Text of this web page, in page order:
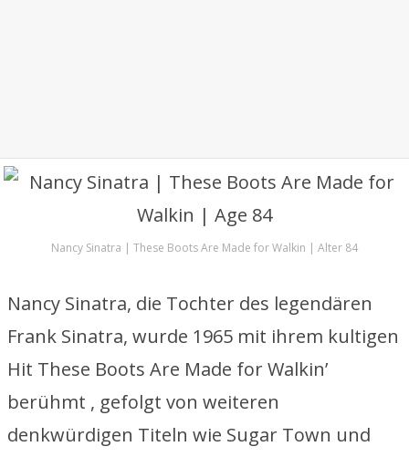
Nancy Sinatra | These Boots Are Made for Walkin | Alter 84
Nancy Sinatra, die Tochter des legendären
Frank Sinatra, wurde 1965 mit ihrem kultigen
Hit These Boots Are Made for Walkin’
berühmt , gefolgt von weiteren
denkwürdigen Titeln wie Sugar Town und